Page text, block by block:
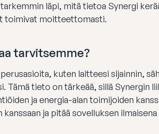
läpi, mitä tietoa Synergi
toimivat moitteettomasti.
tarvitsemme?
kuten laitteesi sijainnin,
Tämä tieto on tärkeää, sillä Synergin
ja energia-alan toimijoiden
kanssaan ja pitää sovelluksen